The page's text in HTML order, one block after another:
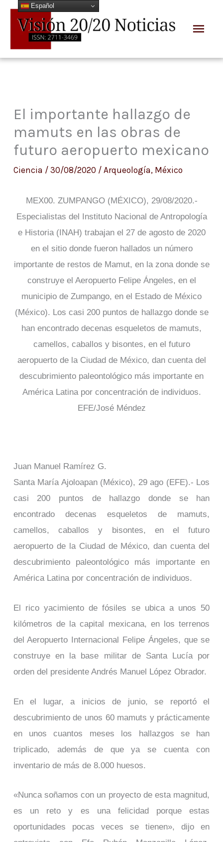
contenido
El importante hallazgo de
mamuts en las obras de
futuro aeropuerto mexicano
Ciencia / 30/08/2020 / Arqueología, México
MEX00. ZUMPANGO (MÉXICO), 29/08/2020.-
Especialistas del Instituto Nacional de Antropología
e Historia (INAH) trabajan el 27 de agosto de 2020
en el sitio donde fueron hallados un número
importante de restos de Mamut, en la zona donde se
construye el Aeropuerto Felipe Ángeles, en el
municipio de Zumpango, en el Estado de México
(México). Los casi 200 puntos de hallazgo donde se
han encontrado decenas esqueletos de mamuts,
camellos, caballos y bisontes, en el futuro
aeropuerto de la Ciudad de México, dan cuenta del
descubrimiento paleontológico más importante en
América Latina por concentración de individuos.
EFE/José Méndez
Juan Manuel Ramírez G.
Santa María Ajoloapan (México), 29 ago (EFE).- Los
casi 200 puntos de hallazgo donde se han
encontrado decenas esqueletos de mamuts,
camellos, caballos y bisontes, en el futuro
aeropuerto de la Ciudad de México, dan cuenta del
descubrimiento paleontológico más importante en
América Latina por concentración de individuos.
El rico yacimiento de fósiles se ubica a unos 50
kilómetros de la capital mexicana, en los terrenos
del Aeropuerto Internacional Felipe Ángeles, que se
construye en la base militar de Santa Lucía por
orden del presidente Andrés Manuel López Obrador.
En el lugar, a inicios de junio, se reportó el
descubrimiento de unos 60 mamuts y prácticamente
en unos cuantos meses los hallazgos se han
triplicado, además de que ya se cuenta con
inventario de más de 8.000 huesos.
«Nunca soñamos con un proyecto de esta magnitud,
es un reto y es una felicidad porque estas
oportunidades pocas veces se tienen», dijo en
Español